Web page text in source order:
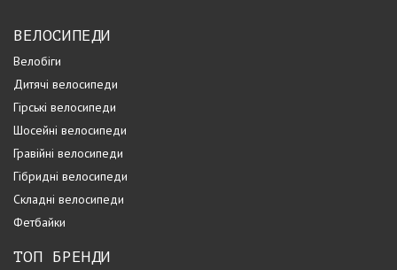
ВЕЛОСИПЕДИ
Велобіги
Дитячі велосипеди
Гірські велосипеди
Шосейні велосипеди
Гравійні велосипеди
Гібридні велосипеди
Складні велосипеди
Фетбайки
ТОП БРЕНДИ